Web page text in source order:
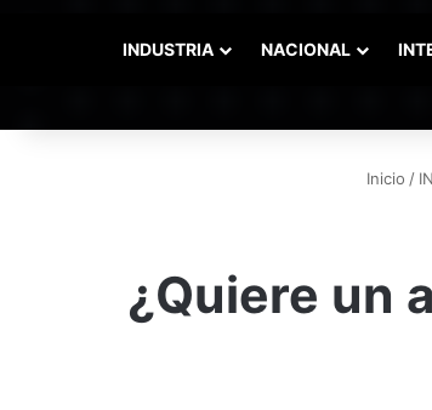
INDUSTRIA NACIONAL
Inicio /
¿Quiere un